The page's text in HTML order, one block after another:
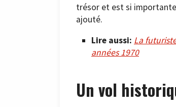
trésor et est si importante
ajouté.
Lire aussi: La
années 1970
Un vol